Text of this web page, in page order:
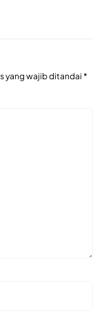
yang wajib ditandai *